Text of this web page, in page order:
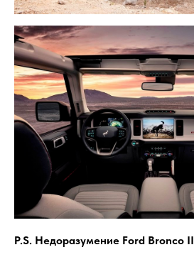
P.S. Недоразумение Ford Bronco II